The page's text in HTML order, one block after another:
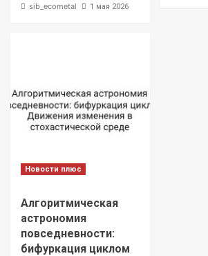
sib_ecometal 1 мая 2026
Новости плюс
Алгоритмическая
астрономия
повседневности:
бифуркация циклом